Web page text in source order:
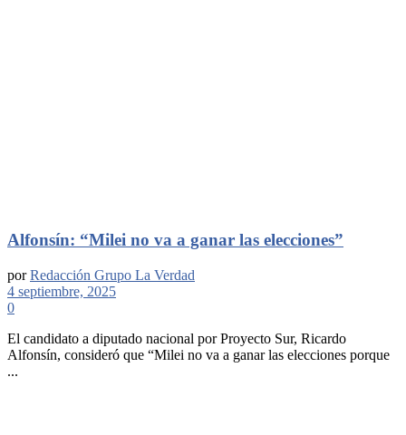
Alfonsín: “Milei no va a ganar las elecciones”
por Redacción Grupo La Verdad
4 septiembre, 2025
0
El candidato a diputado nacional por Proyecto Sur, Ricardo
Alfonsín, consideró que “Milei no va a ganar las elecciones porque
...